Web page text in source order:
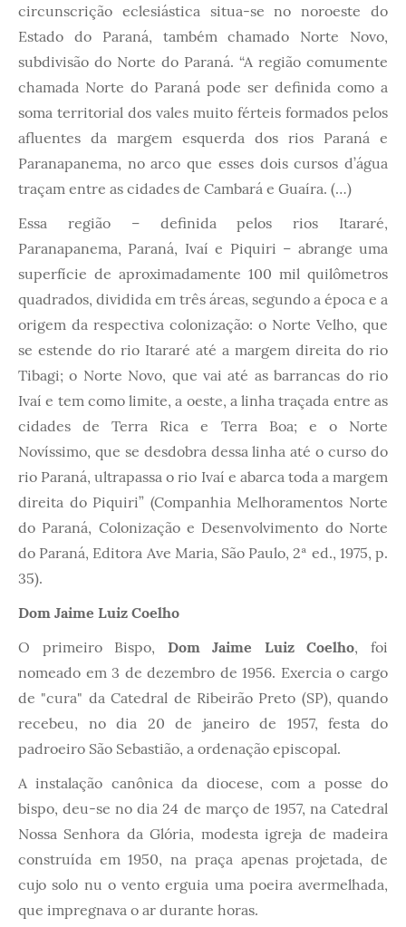
circunscrição eclesiástica situa-se no noroeste do
Estado do Paraná, também chamado Norte Novo,
subdivisão do Norte do Paraná. “A região comumente
chamada Norte do Paraná pode ser definida como a
soma territorial dos vales muito férteis formados pelos
afluentes da margem esquerda dos rios Paraná e
Paranapanema, no arco que esses dois cursos d’água
traçam entre as cidades de Cambará e Guaíra. (…)
Essa região – definida pelos rios Itararé,
Paranapanema, Paraná, Ivaí e Piquiri – abrange uma
superfície de aproximadamente 100 mil quilômetros
quadrados, dividida em três áreas, segundo a época e a
origem da respectiva colonização: o Norte Velho, que
se estende do rio Itararé até a margem direita do rio
Tibagi; o Norte Novo, que vai até as barrancas do rio
Ivaí e tem como limite, a oeste, a linha traçada entre as
cidades de Terra Rica e Terra Boa; e o Norte
Novíssimo, que se desdobra dessa linha até o curso do
rio Paraná, ultrapassa o rio Ivaí e abarca toda a margem
direita do Piquiri” (Companhia Melhoramentos Norte
do Paraná, Colonização e Desenvolvimento do Norte
do Paraná, Editora Ave Maria, São Paulo, 2ª ed., 1975, p.
35).
Dom Jaime Luiz Coelho
O primeiro Bispo, Dom Jaime Luiz Coelho, foi
nomeado em 3 de dezembro de 1956. Exercia o cargo
de "cura" da Catedral de Ribeirão Preto (SP), quando
recebeu, no dia 20 de janeiro de 1957, festa do
padroeiro São Sebastião, a ordenação episcopal.
A instalação canônica da diocese, com a posse do
bispo, deu-se no dia 24 de março de 1957, na Catedral
Nossa Senhora da Glória, modesta igreja de madeira
construída em 1950, na praça apenas projetada, de
cujo solo nu o vento erguia uma poeira avermelhada,
que impregnava o ar durante horas.